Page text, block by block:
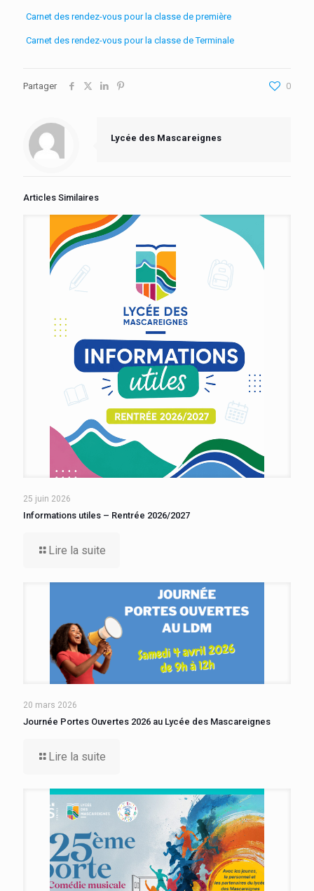
Carnet des rendez-vous pour la classe de première
Carnet des rendez-vous pour la classe de Terminale
Partager 0
Lycée des Mascareignes
Articles Similaires
25 juin 2026
Informations utiles – Rentrée 2026/2027
Lire la suite
20 mars 2026
Journée Portes Ouvertes 2026 au Lycée des Mascareignes
Lire la suite